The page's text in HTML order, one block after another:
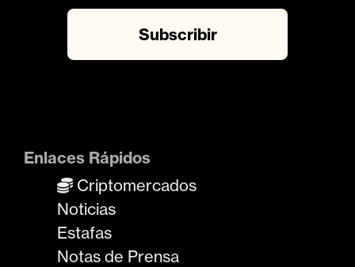
Enlaces Rápidos
Criptomercados
Noticias
Estafas
Notas de Prensa